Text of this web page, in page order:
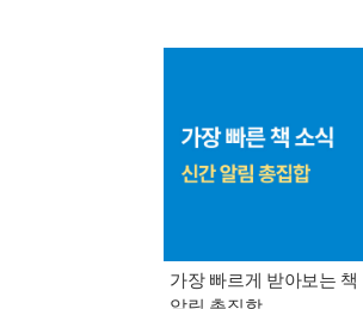
가장 빠르게 받아보는